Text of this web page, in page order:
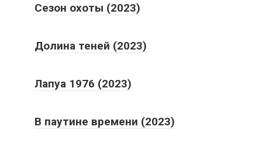
Сезон охоты (2023)
Долина теней (2023)
Лапуа 1976 (2023)
В паутине времени (2023)